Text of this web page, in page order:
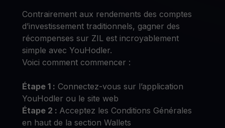
Contrairement aux rendements des comptes
d’investissement traditionnels, gagner des
récompenses sur ZIL est incroyablement
simple avec YouHodler.
Voici comment commencer :
Étape 1 : Connectez-vous sur l’application
YouHodler ou le site web
Étape 2 : Acceptez les Conditions Générales
en haut de la section Wallets